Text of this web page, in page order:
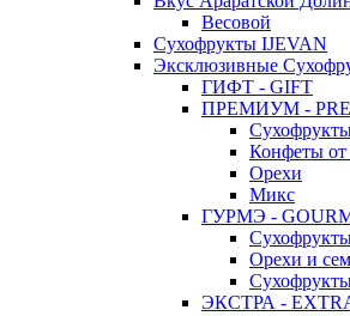
Весовой
Сухофрукты IJEVAN
Эксклюзивные
ГИФТ - GIFT
ПРЕМИУМ -
Конфеты
Орехи
Микс
ГУРМЭ -
Орехи и
ЭКСТРА -